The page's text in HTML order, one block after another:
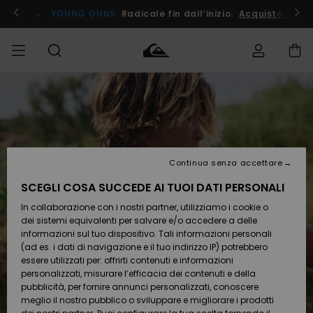
informazioni
prodotto
! YOUNG GUNS Radicale fin dall’inizio. Acquista Ora
UOMO Abbigliamento
Accessori
Calzature
e
infradito
Surf /
Acqua
Abbigliamento
Accessori
Calzature
e
infradito
Surf /
Acqua
Shop
Nuovi
Da
Scoprire
Snow
SURF
Surf Shop
Uomo
Highlights
Comunità
SNOW
Snow
Shop
Uomo
Shop
Snow
Shop
Donna
OUTLET
Outlet
Uomo
Outlet
Donna
Accedi al tuo
ordine
Spedizione
Pagamento
Buono regalo
Quiksilver
Freedom
SCEGLI COSA SUCCEDE AI TUOI DATI PERSONALI
In collaborazione con i nostri partner, utilizziamo i cookie o
dei sistemi equivalenti per salvare e/o accedere a delle
informazioni sul tuo dispositivo. Tali informazioni personali
(ad es. i dati di navigazione e il tuo indirizzo IP) potrebbero
essere utilizzati per: offrirti contenuti e informazioni
personalizzati, misurare l’efficacia dei contenuti e della
pubblicità, per fornire annunci personalizzati, conoscere
meglio il nostro pubblico o sviluppare e migliorare i prodotti
Continua senza accettare